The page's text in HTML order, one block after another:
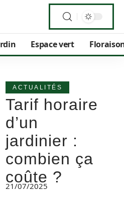
Espace vert
ACTUALITÉS
Tarif horaire
d’un
jardinier :
combien ça
coûte ?
21/07/2025